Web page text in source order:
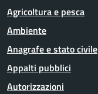
Agricoltura e pesca
Ambiente
Anagrafe e stato civile
Appalti pubblici
Autorizzazioni